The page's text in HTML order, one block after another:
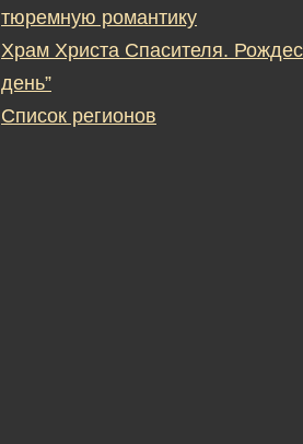
тюремную романтику
Храм Христа Спасителя.
день”
Список регионов